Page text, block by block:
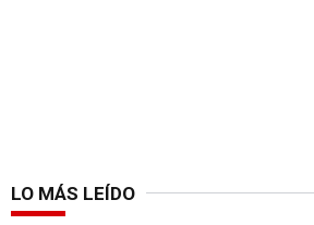
LO MÁS LEÍDO